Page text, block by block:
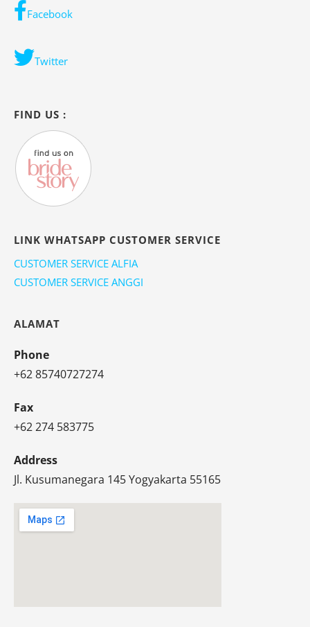
Facebook
Twitter
FIND US :
LINK WHATSAPP CUSTOMER SERVICE
CUSTOMER SERVICE ALFIA
CUSTOMER SERVICE ANGGI
ALAMAT
Phone
+62 85740727274
Fax
+62 274 583775
Address
Jl. Kusumanegara 145 Yogyakarta 55165